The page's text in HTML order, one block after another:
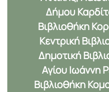
Δήμου
Βιβλιοθήκη
Κεντρική
Δημοτική
Αγίου Ιωάννη
Βιβλιοθήκη